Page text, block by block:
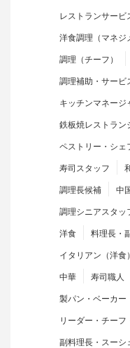
レストランサービ
洋食調理（マネジ
調理（チーフ）
調理補助・サービ
キッチンマネージ
鉄板焼レストラン
ペストリー・シェ
寿司スタッフ
調理長候補
中
調理シニアスタッ
洋食
料理長・
イタリアン（洋食）
中華
寿司職人
製パン・ベーカー
リーダー・チーフ
副料理長・スーシ